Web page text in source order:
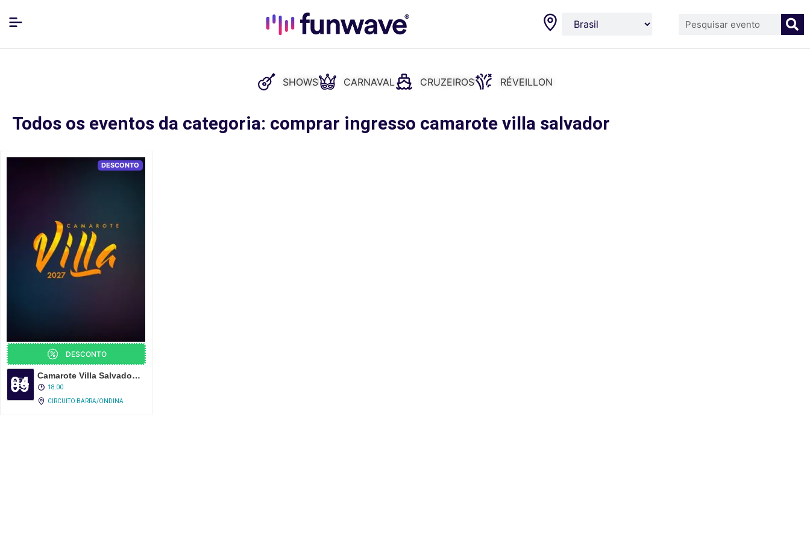
SHOWS CARNAVAL CRUZEIROS RÉVEILLON
Todos os eventos da categoria: comprar ingresso camarote villa salvador
DESCONTO
DESCONTO
04
FEV
09
FEV
Camarote Villa Salvador 2027
18:00
CIRCUITO BARRA/ONDINA